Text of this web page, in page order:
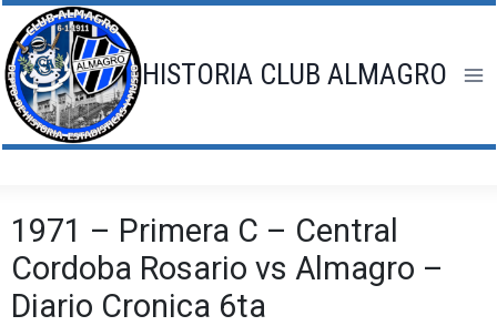
Saltar
al
contenido
HISTORIA CLUB ALMAGRO
1971 – Primera C – Central
Cordoba Rosario vs Almagro –
Diario Cronica 6ta